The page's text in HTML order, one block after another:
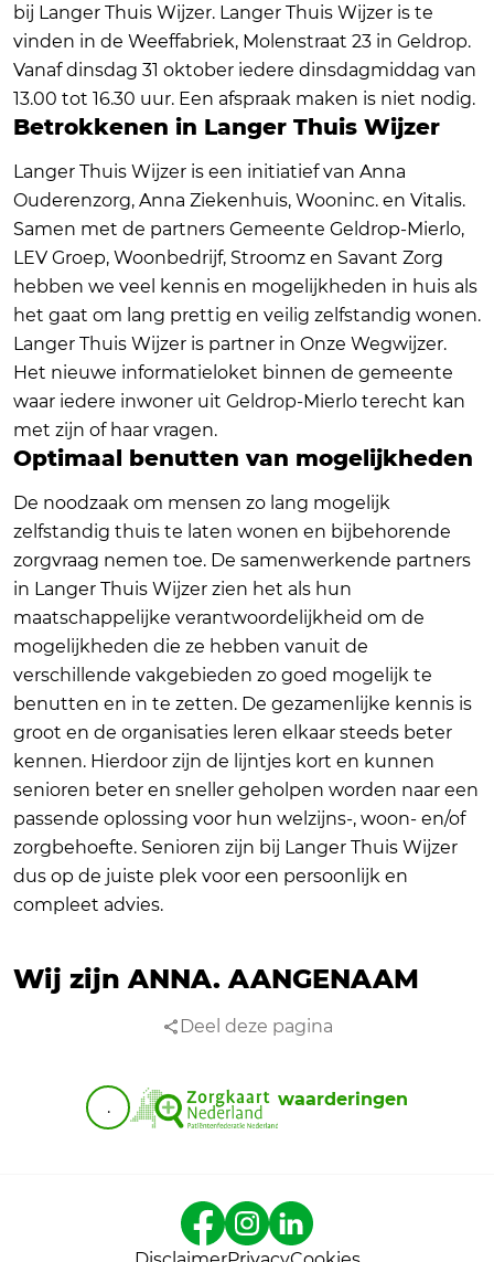
bij Langer Thuis Wijzer. Langer Thuis Wijzer is te
vinden in de Weeffabriek, Molenstraat 23 in Geldrop.
Vanaf dinsdag 31 oktober iedere dinsdagmiddag van
13.00 tot 16.30 uur. Een afspraak maken is niet nodig.
Betrokkenen in Langer Thuis Wijzer
Langer Thuis Wijzer is een initiatief van Anna
Ouderenzorg, Anna Ziekenhuis, Wooninc. en Vitalis.
Samen met de partners Gemeente Geldrop-Mierlo,
LEV Groep, Woonbedrijf, Stroomz en Savant Zorg
hebben we veel kennis en mogelijkheden in huis als
het gaat om lang prettig en veilig zelfstandig wonen.
Langer Thuis Wijzer is partner in Onze Wegwijzer.
Het nieuwe informatieloket binnen de gemeente
waar iedere inwoner uit Geldrop-Mierlo terecht kan
met zijn of haar vragen.
Optimaal benutten van mogelijkheden
De noodzaak om mensen zo lang mogelijk
zelfstandig thuis te laten wonen en bijbehorende
zorgvraag nemen toe. De samenwerkende partners
in Langer Thuis Wijzer zien het als hun
maatschappelijke verantwoordelijkheid om de
mogelijkheden die ze hebben vanuit de
verschillende vakgebieden zo goed mogelijk te
benutten en in te zetten. De gezamenlijke kennis is
groot en de organisaties leren elkaar steeds beter
kennen. Hierdoor zijn de lijntjes kort en kunnen
senioren beter en sneller geholpen worden naar een
passende oplossing voor hun welzijns-, woon- en/of
zorgbehoefte. Senioren zijn bij Langer Thuis Wijzer
dus op de juiste plek voor een persoonlijk en
compleet advies.
Wij zijn ANNA.AANGENAAM
Deel deze pagina
. waarderingen